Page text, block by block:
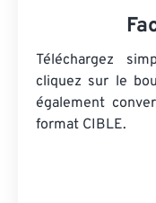
Téléchargez
cliquez sur le
également
format CIBLE.